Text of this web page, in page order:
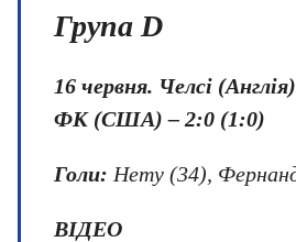
Група D
16 червня. Челсі
ФК (США) – 2:0 (1:0)
Голи: Нету (34),
ВІДЕО